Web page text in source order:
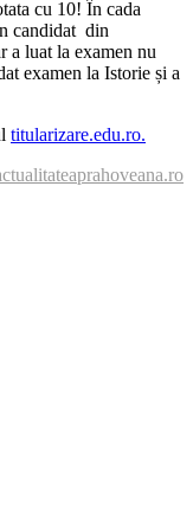
cu 10! În cada
candidat din
a luat la examen nu
examen la Istorie și a
titularizare.edu.ro.